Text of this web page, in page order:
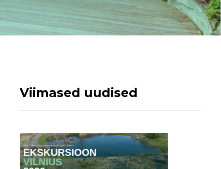
Viimased uudised